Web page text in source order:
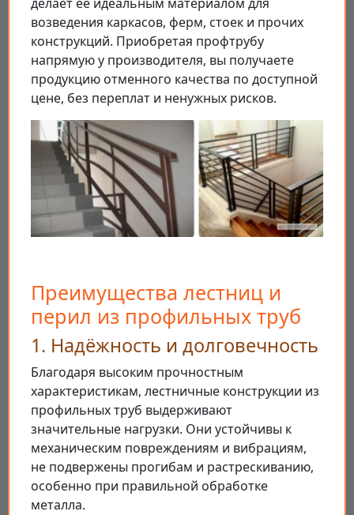
делает её идеальным материалом для
возведения каркасов, ферм, стоек и прочих
конструкций. Приобретая профтрубу
напрямую у производителя, вы получаете
продукцию отменного качества по доступной
цене, без переплат и ненужных рисков.
Преимущества лестниц и
перил из профильных труб
1. Надёжность и долговечность
Благодаря высоким прочностным
характеристикам, лестничные конструкции из
профильных труб выдерживают
значительные нагрузки. Они устойчивы к
механическим повреждениям и вибрациям,
не подвержены прогибам и растрескиванию,
особенно при правильной обработке
металла.